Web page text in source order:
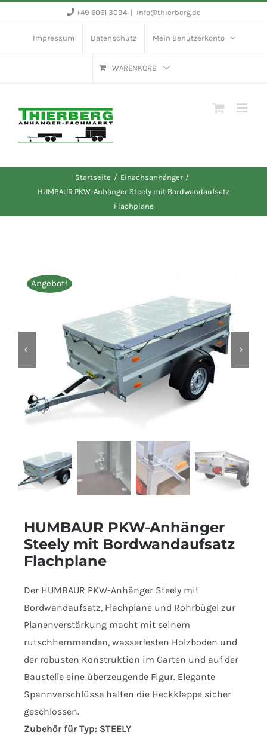
springen
+49 6061 3094 info@thierberg.de
Impressum Datenschutz Mein Benutzerkonto
WARENKORB
Startseite
Einachsanhänger
HUMBAUR PKW-Anhänger Steely mit Bordwandaufsatz
Flachplane
Angebot!
HUMBAUR PKW-Anhänger
Steely mit Bordwandaufsatz
Flachplane
Der HUMBAUR PKW-Anhänger Steely mit
Bordwandaufsatz, Flachplane und Rohrbügel zur
Planenverstärkung macht mit seinem
rutschhemmenden, wasserfesten Holzboden und
der robusten Konstruktion im Garten und auf der
Baustelle eine überzeugende Figur. Elegante
Spannverschlüsse halten die Heckklappe sicher
geschlossen.
Zubehör für Typ: STEELY